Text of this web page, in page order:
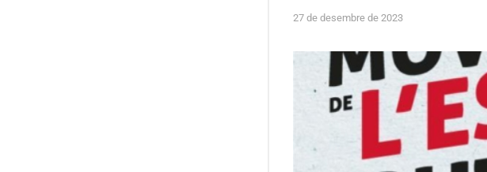
27 de desembre de 2023